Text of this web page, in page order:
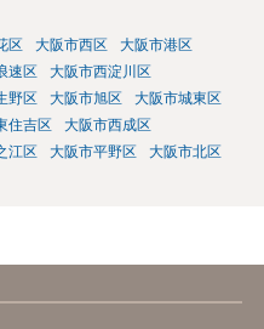
区 大阪市西区
大阪市港区
速区
大阪市西淀川区
野区 大阪市旭区
大阪市城東区
住吉区
大阪市西成区
江区 大阪市平野区
大阪市北区